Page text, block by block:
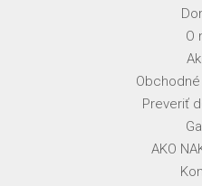
O
Preveriť
AKO